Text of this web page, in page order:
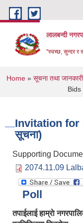
Skip to main content
लालबन्दी
''स्वच्छ, सुन्दर र
You are
Home » सूचना तथा जानकारी
Bids
Invitation for
सूचना)
Supporting
2074.11.09
Poll
तपाईलाई हाम्राे